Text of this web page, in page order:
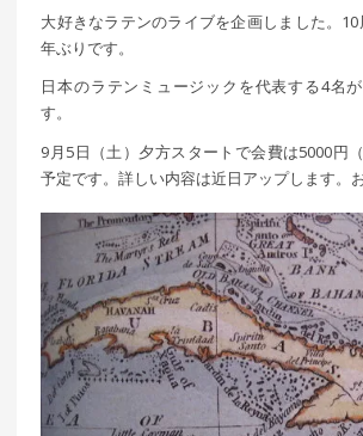
大好きなラテンのライブを企画しました。
年ぶりです。
日本のラテンミュージックを代表する4名
す。
9月5日（土）夕方スタートで会費は5000円
予定です。詳しい内容は近日アップします。